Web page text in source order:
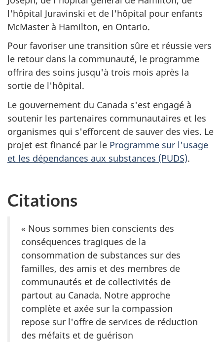
l'hôpital Juravinski et de l'hôpital pour enfants
McMaster à Hamilton, en Ontario.
Pour favoriser une transition sûre et réussie vers
le retour dans la communauté, le programme
offrira des soins jusqu'à trois mois après la
sortie de l'hôpital.
Le gouvernement du Canada s'est engagé à
soutenir les partenaires communautaires et les
organismes qui s'efforcent de sauver des vies. Le
projet est financé par le Programme sur l'usage
et les dépendances aux substances (PUDS).
Citations
« Nous sommes bien conscients des
conséquences tragiques de la
consommation de substances sur des
familles, des amis et des membres de
communautés et de collectivités de
partout au Canada. Notre approche
complète et axée sur la compassion
repose sur l'offre de services de réduction
des méfaits et de guérison